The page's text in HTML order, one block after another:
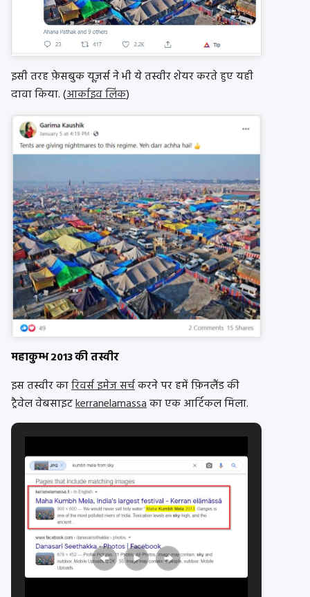
इसी तरह फ़ेसबुक यूज़र्स ने भी ये तस्वीर शेयर करते हुए यही
दावा किया. (आर्काइव लिंक)
महाकुम्भ 2013 की तस्वीर
इस तस्वीर कारिवर्स इमेज सर्चकरने पर हमें फ़िनलैंड की
ट्रैवेल वेबसाइटkerranelamassaका एक आर्टिकल मिला.